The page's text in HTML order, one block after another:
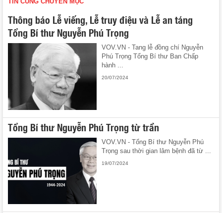
Thông báo Lễ viếng, Lễ truy điệu và Lễ an táng
Tổng Bí thư Nguyễn Phú Trọng
VOV.VN - Tang lễ đồng chí Nguyễn
Phú Trọng Tổng Bí thư Ban Chấp
hành ...
20/07/2024
Tổng Bí thư Nguyễn Phú Trọng từ trần
VOV.VN - Tổng Bí thư Nguyễn Phú
Trọng sau thời gian lâm bệnh đã từ ...
19/07/2024